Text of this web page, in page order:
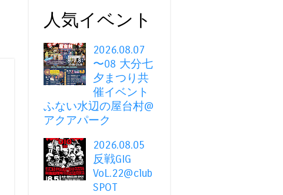
人気イベント
2026.08.07
〜08 大分七
夕まつり共
催イベント
ふない水辺の屋台村@
アクアパーク
2026.08.05
反戦GIG
VoL.22@club
SPOT